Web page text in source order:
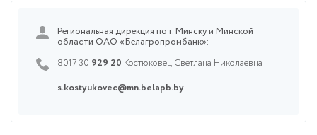
Региональная дирекция по г. Минску и Минской
области ОАО «Белагропромбанк»:
8017 30 929 20 Костюковец Светлана Николаевна
s.kostyukovec@mn.belapb.by